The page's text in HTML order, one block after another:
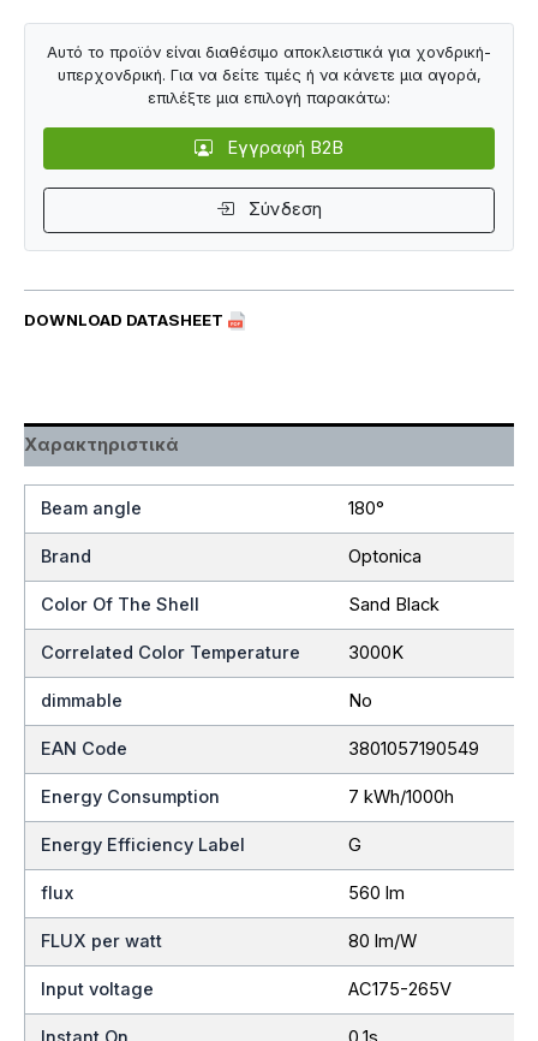
DOWNLOAD DATASHEET
Αυτό το προϊόν είναι διαθέσιμο αποκλειστικά για χονδρική-
υπερχονδρική. Για να δείτε τιμές ή να κάνετε μια αγορά,
επιλέξτε μια επιλογή παρακάτω:
Εγγραφή B2B
Σύνδεση
Χαρακτηριστικά
Beam angle 180°
Brand Optonica
Color Of The Shell Sand Black
Correlated Color Temperature 3000K
dimmable No
EAN Code 3801057190549
Energy Consumption 7 kWh/1000h
Energy Efficiency Label G
flux 560 lm
FLUX per watt 80 lm/W
Input voltage AC175-265V